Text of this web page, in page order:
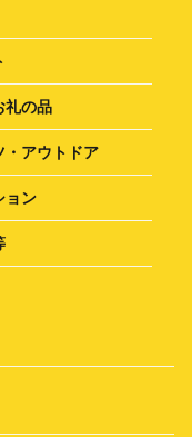
礼の品
・アウトドア
ョン